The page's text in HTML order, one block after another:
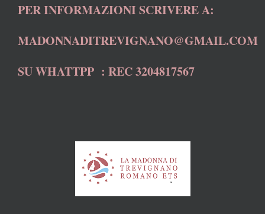
PER INFORMAZIONI SCRIVERE A:
MADONNADITREVIGNANO@GMAIL.COM
SU WHATTPP : REC 3204817567